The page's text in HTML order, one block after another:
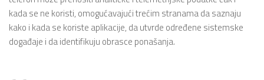
kada se ne koristi, omogućavajući trećim stranama da saznaju
kako i kada se koriste aplikacije, da utvrde određene sistemske
događaje i da identifikuju obrasce ponašanja.